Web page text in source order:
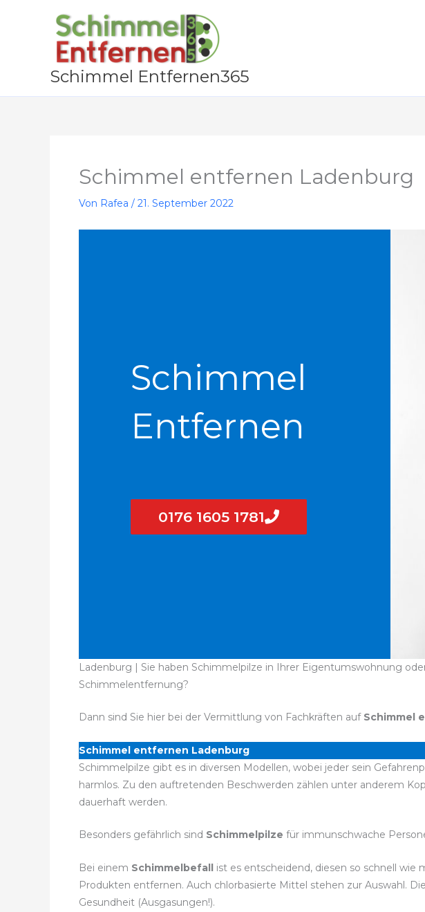
Schimmel Entfernen365
Schimmel entfernen Ladenburg
Von Rafea / 21. September 2022
Schimmel
Entfernen
0176 1605 1781
Ladenburg | Sie haben Schimmelpilze in Ihrer Eigentumswohnung
Schimmelentfernung?
Dann sind Sie hier bei der Vermittlung von Fachkräften auf Schimmel
Schimmel entfernen Ladenburg
Schimmelpilze gibt es in diversen Modellen, wobei jeder sein
harmlos. Zu den auftretenden Beschwerden zählen unter anderem
dauerhaft werden.
Besonders gefährlich sind Schimmelpilze für immunschwache
Bei einem Schimmelbefall ist es entscheidend, diesen so schnell
Produkten entfernen. Auch chlorbasierte Mittel stehen zur Auswahl.
Gesundheit (Ausgasungen!).